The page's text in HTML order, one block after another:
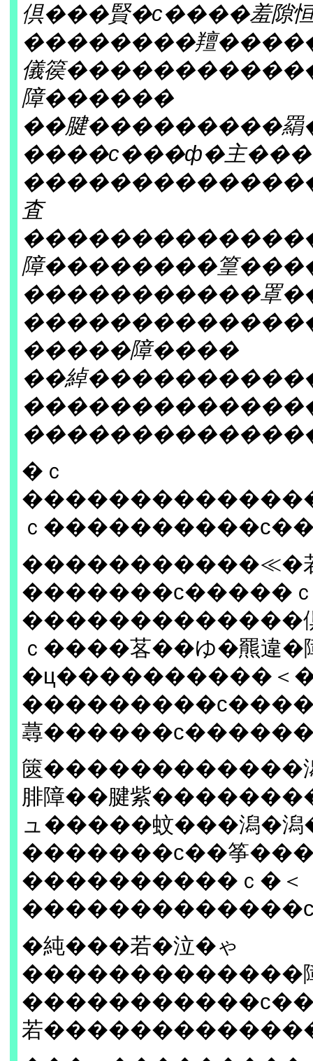
倶���賢�с����羞隙
��������羶
儀篌
障������
��腱���������羂
����с���ф�主
査
障��������篁
�����������罩
�����障����
��綽
�ｃ
ｃ
�����������≪�
�������с�����ｃ
�������������
ｃ����茖��ゆ�羆違�
�ц����������＜
蕁
篋������������
腓障��腱紫
ュ�����蚊���潟�潟
�������с��筝���
����������ｃ�＜
�純���若�泣�ゃ
�������������
若